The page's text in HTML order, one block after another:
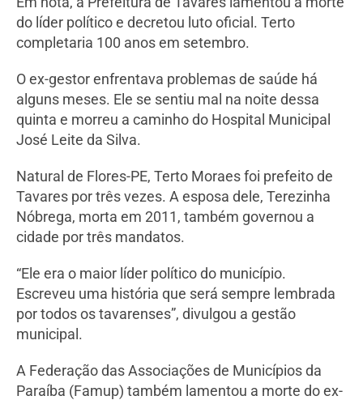
do líder político e decretou luto oficial. Terto
completaria 100 anos em setembro.
O ex-gestor enfrentava problemas de saúde há
alguns meses. Ele se sentiu mal na noite dessa
quinta e morreu a caminho do Hospital Municipal
José Leite da Silva.
Natural de Flores-PE, Terto Moraes foi prefeito de
Tavares por três vezes. A esposa dele, Terezinha
Nóbrega, morta em 2011, também governou a
cidade por três mandatos.
“Ele era o maior líder político do município.
Escreveu uma história que será sempre lembrada
por todos os tavarenses”, divulgou a gestão
municipal.
A Federação das Associações de Municípios da
Paraíba (Famup) também lamentou a morte do ex-